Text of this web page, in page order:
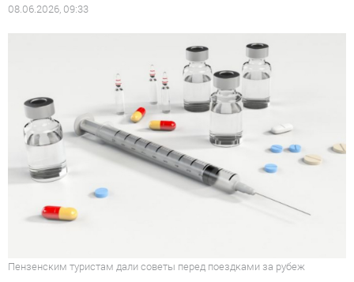
08.06.2026, 09:33
Пензенским туристам дали советы перед поездками за рубеж